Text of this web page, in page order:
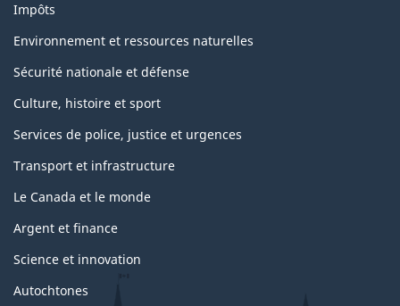
Impôts
Environnement et ressources naturelles
Sécurité nationale et défense
Culture, histoire et sport
Services de police, justice et urgences
Transport et infrastructure
Le Canada et le monde
Argent et finance
Science et innovation
Autochtones